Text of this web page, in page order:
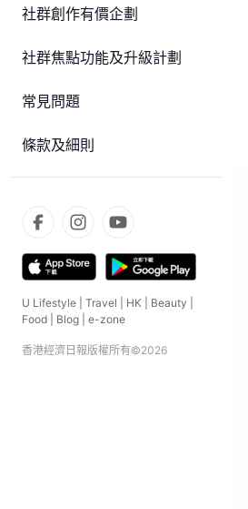
社群創作有價企劃
社群焦點功能及升級計劃
常見問題
條款及細則
U Lifestyle Travel HK Beauty
Food
Blog e-zone
香港經濟日報版權所有©2026